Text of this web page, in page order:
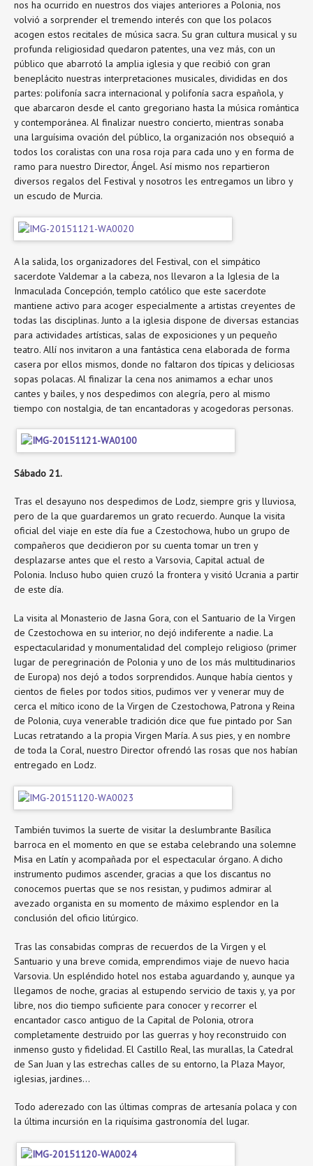
nos ha ocurrido en nuestros dos viajes anteriores a Polonia, nos
volvió a sorprender el tremendo interés con que los polacos
acogen estos recitales de música sacra. Su gran cultura musical y su
profunda religiosidad quedaron patentes, una vez más, con un
público que abarrotó la amplia iglesia y que recibió con gran
beneplácito nuestras interpretaciones musicales, divididas en dos
partes: polifonía sacra internacional y polifonía sacra española, y
que abarcaron desde el canto gregoriano hasta la música romántica
y contemporánea. Al finalizar nuestro concierto, mientras sonaba
una larguísima ovación del público, la organización nos obsequió a
todos los coralistas con una rosa roja para cada uno y en forma de
ramo para nuestro Director, Ángel. Así mismo nos repartieron
diversos regalos del Festival y nosotros les entregamos un libro y
un escudo de Murcia.
A la salida, los organizadores del Festival, con el simpático
sacerdote Valdemar a la cabeza, nos llevaron a la Iglesia de la
Inmaculada Concepción, templo católico que este sacerdote
mantiene activo para acoger especialmente a artistas creyentes de
todas las disciplinas. Junto a la iglesia dispone de diversas estancias
para actividades artísticas, salas de exposiciones y un pequeño
teatro. Allí nos invitaron a una fantástica cena elaborada de forma
casera por ellos mismos, donde no faltaron dos típicas y deliciosas
sopas polacas. Al finalizar la cena nos animamos a echar unos
cantes y bailes, y nos despedimos con alegría, pero al mismo
tiempo con nostalgia, de tan encantadoras y acogedoras personas.
Sábado 21.
Tras el desayuno nos despedimos de Lodz, siempre gris y lluviosa,
pero de la que guardaremos un grato recuerdo. Aunque la visita
oficial del viaje en este día fue a Czestochowa, hubo un grupo de
compañeros que decidieron por su cuenta tomar un tren y
desplazarse antes que el resto a Varsovia, Capital actual de
Polonia. Incluso hubo quien cruzó la frontera y visitó Ucrania a partir
de este día.
La visita al Monasterio de Jasna Gora, con el Santuario de la Virgen
de Czestochowa en su interior, no dejó indiferente a nadie. La
espectacularidad y monumentalidad del complejo religioso (primer
lugar de peregrinación de Polonia y uno de los más multitudinarios
de Europa) nos dejó a todos sorprendidos. Aunque había cientos y
cientos de fieles por todos sitios, pudimos ver y venerar muy de
cerca el mítico icono de la Virgen de Czestochowa, Patrona y Reina
de Polonia, cuya venerable tradición dice que fue pintado por San
Lucas retratando a la propia Virgen María. A sus pies, y en nombre
de toda la Coral, nuestro Director ofrendó las rosas que nos habían
entregado en Lodz.
También tuvimos la suerte de visitar la deslumbrante Basílica
barroca en el momento en que se estaba celebrando una solemne
Misa en Latín y acompañada por el espectacular órgano. A dicho
instrumento pudimos ascender, gracias a que los discantus no
conocemos puertas que se nos resistan, y pudimos admirar al
avezado organista en su momento de máximo esplendor en la
conclusión del oficio litúrgico.
Tras las consabidas compras de recuerdos de la Virgen y el
Santuario y una breve comida, emprendimos viaje de nuevo hacia
Varsovia. Un espléndido hotel nos estaba aguardando y, aunque ya
llegamos de noche, gracias al estupendo servicio de taxis y, ya por
libre, nos dio tiempo suficiente para conocer y recorrer el
encantador casco antiguo de la Capital de Polonia, otrora
completamente destruido por las guerras y hoy reconstruido con
inmenso gusto y fidelidad. El Castillo Real, las murallas, la Catedral
de San Juan y las estrechas calles de su entorno, la Plaza Mayor,
iglesias, jardines…
Todo aderezado con las últimas compras de artesanía polaca y con
la última incursión en la riquísima gastronomía del lugar.